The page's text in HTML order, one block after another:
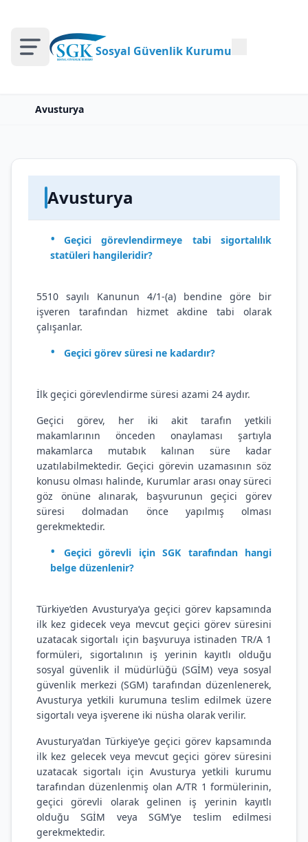
Sosyal Güvenlik Kurumu
Avusturya
Avusturya
Geçici görevlendirmeye tabi sigortalılık
statüleri hangileridir?
5510 sayılı Kanunun 4/1-(a) bendine göre bir
işveren tarafından hizmet akdine tabi olarak
çalışanlar.
Geçici görev süresi ne kadardır?
İlk geçici görevlendirme süresi azami 24 aydır.
Geçici görev, her iki akit tarafın yetkili
makamlarının önceden onaylaması şartıyla
makamlarca mutabık kalınan süre kadar
uzatılabilmektedir. Geçici görevin uzamasının söz
konusu olması halinde, Kurumlar arası onay süreci
göz önüne alınarak, başvurunun geçici görev
süresi dolmadan önce yapılmış olması
gerekmektedir.
Geçici görevli için SGK tarafından hangi
belge düzenlenir?
Türkiye’den Avusturya’ya geçici görev kapsamında
ilk kez gidecek veya mevcut geçici görev süresini
uzatacak sigortalı için başvuruya istinaden TR/A 1
formüleri, sigortalının iş yerinin kayıtlı olduğu
sosyal güvenlik il müdürlüğü (SGİM) veya sosyal
güvenlik merkezi (SGM) tarafından düzenlenerek,
Avusturya yetkili kurumuna teslim edilmek üzere
sigortalı veya işverene iki nüsha olarak verilir.
Avusturya’dan Türkiye’ye geçici görev kapsamında
ilk kez gelecek veya mevcut geçici görev süresini
uzatacak sigortalı için Avusturya yetkili kurumu
tarafından düzenlenmiş olan A/TR 1 formülerinin,
geçici görevli olarak gelinen iş yerinin kayıtlı
olduğu SGİM veya SGM’ye teslim edilmesi
gerekmektedir.